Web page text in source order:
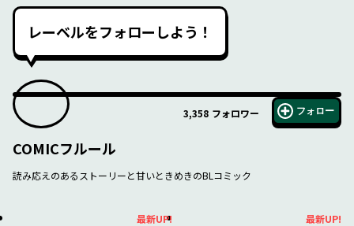
レーベルをフォローしよう！
3,358 フォロワー フォロー
COMICフルール
読み応えのあるストーリーと甘いときめきのBLコミック
最新UP! 最新UP!